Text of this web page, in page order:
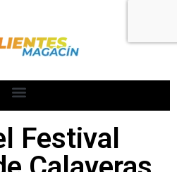
Festival